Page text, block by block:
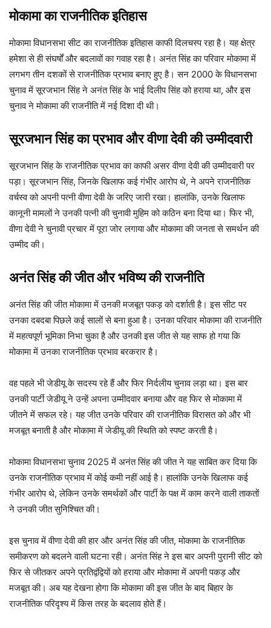
मोकामा का राजनीतिक इतिहास
मोकामा विधानसभा सीट का राजनीतिक इतिहास काफी दिलचस्प रहा है। यह क्षेत्र
हमेशा से ही संघर्षों और बदलावों का गवाह रहा है। अनंत सिंह का परिवार मोकामा में
लगभग तीन दशकों से राजनीतिक प्रभाव बनाए हुए है। सन 2000 के विधानसभा
चुनाव में सूरजभान सिंह ने अनंत सिंह के भाई दिलीप सिंह को हराया था, और इस
चुनाव ने मोकामा की राजनीति में नई दिशा दी थी।
सूरजभान सिंह का प्रभाव और वीणा देवी की उम्मीदवारी
सूरजभान सिंह के राजनीतिक प्रभाव का काफी असर वीणा देवी की उम्मीदवारी पर
पड़ा। सूरजभान सिंह, जिनके खिलाफ कई गंभीर आरोप थे, ने अपने राजनीतिक
वर्चस्व को अपनी पत्नी वीणा देवी के जरिए जारी रखा। हालांकि, उनके खिलाफ
कानूनी मामलों ने उनकी पत्नी की चुनावी मुहिम को कठिन बना दिया था। फिर भी,
वीणा देवी ने चुनावी प्रचार में पूरा जोर लगाया और मोकामा की जनता से समर्थन की
उम्मीद की।
अनंत सिंह की जीत और भविष्य की राजनीति
अनंत सिंह की जीत मोकामा में उनकी मजबूत पकड़ को दर्शाती है। इस सीट पर
उनका दबदबा पिछले कई सालों से बना हुआ है। उनका परिवार मोकामा की राजनीति
में महत्वपूर्ण भूमिका निभा चुका है और उनकी इस जीत से यह साफ हो गया कि
मोकामा में उनका राजनीतिक प्रभाव बरकरार है।
वह पहले भी जेडीयू के सदस्य रहे हैं और फिर निर्दलीय चुनाव लड़ा था। इस बार
उनकी पार्टी जेडीयू ने उन्हें अपना उम्मीदवार बनाया और वह फिर से मोकामा में
जीतने में सफल रहे। यह जीत उनके परिवार की राजनीतिक विरासत को और भी
मजबूत बनाती है और मोकामा में जेडीयू की स्थिति को स्पष्ट करती है।
मोकामा विधानसभा चुनाव 2025 में अनंत सिंह की जीत ने यह साबित कर दिया कि
उनके राजनीतिक प्रभाव में कोई कमी नहीं आई है। हालांकि उनके खिलाफ कई
गंभीर आरोप थे, लेकिन उनके समर्थकों और पार्टी के पक्ष में काम करने वाली ताकतों
ने उनकी जीत सुनिश्चित की।
इस चुनाव में वीणा देवी की हार और अनंत सिंह की जीत, मोकामा के राजनीतिक
समीकरण को बदलने वाली घटना रही। अनंत सिंह ने इस बार अपनी पुरानी सीट को
फिर से जीतकर अपने प्रतिद्वंद्वियों को हराया और मोकामा में अपनी पकड़ और
मजबूत की। अब यह देखना होगा कि मोकामा की इस जीत के बाद बिहार के
राजनीतिक परिदृश्य में किस तरह के बदलाव होते हैं।